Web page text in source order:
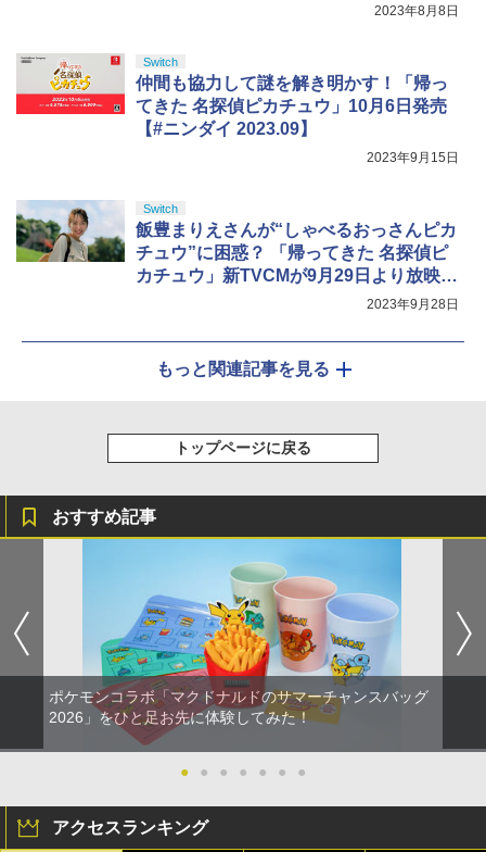
2023年8月8日
Switch
仲間も協力して謎を解き明かす！「帰っ
てきた 名探偵ピカチュウ」10月6日発売
【#ニンダイ 2023.09】
2023年9月15日
Switch
飯豊まりえさんが“しゃべるおっさんピカ
チュウ”に困惑？ 「帰ってきた 名探偵ピ
カチュウ」新TVCMが9月29日より放映開
2023年9月28日
もっと関連記事を見る
トップページに戻る
おすすめ記事
ポケモンコラボ「マクドナルドのサマーチャンスバッグ
2026」をひと足お先に体験してみた！
● ● ● ● ● ● ●
アクセスランキング